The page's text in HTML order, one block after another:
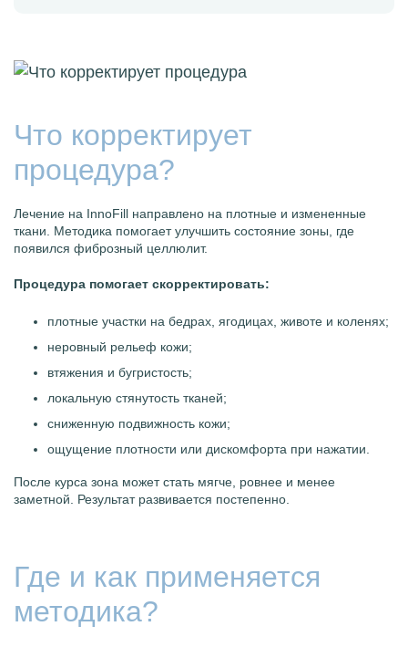
Что корректирует
процедура?
Лечение на InnoFill направлено на плотные и измененные
ткани. Методика помогает улучшить состояние зоны, где
появился фиброзный целлюлит.
Процедура помогает скорректировать:
плотные участки на бедрах, ягодицах, животе и коленях;
неровный рельеф кожи;
втяжения и бугристость;
локальную стянутость тканей;
сниженную подвижность кожи;
ощущение плотности или дискомфорта при нажатии.
После курса зона может стать мягче, ровнее и менее
заметной. Результат развивается постепенно.
Где и как применяется
методика?